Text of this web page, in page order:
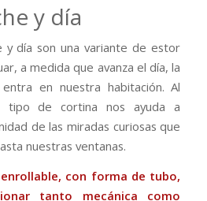
y día
y día son una variante de estor
a medida que avanza el día, la
en nuestra habitación.Al
tipo de cortina nos ayuda a
de las miradas curiosas que
nuestras ventanas.
con forma de tubo,
tanto mecánica como